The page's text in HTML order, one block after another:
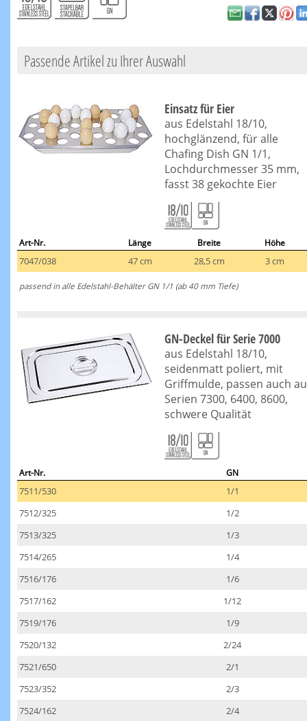
Passende Artikel zu Ihrer Auswahl
Einsatz für Eier
aus Edelstahl 18/10,
hochglänzend, für alle
Chafing Dish GN 1/1,
Lochdurchmesser 35 mm,
fasst 38 gekochte Eier
Art-Nr. Länge Breite Höhe
7047/038 47 cm 28,5 cm 3 cm
passend in alle Edelstahl-Behälter GN 1/1 (ab 40 mm Tiefe)
GN-Deckel für Serie 7000
aus Edelstahl 18/10,
seidenmatt poliert, mit
Griffmulde, passen auch
Serien 7300, 6400, 8600,
schwere Qualität
Art-Nr. GN
7511/530
1/1
7512/325
1/2
7513/325
1/3
7514/265
1/4
7516/176
1/6
7517/162
1/12
7519/176
1/9
7520/132
2/24
7521/650
2/1
7523/352
2/3
7524/162
2/4